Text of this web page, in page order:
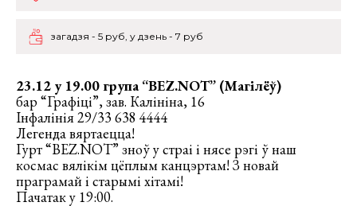
загадзя - 5 руб, у дзень - 7 руб
23.12 у 19.00 група “BEZ.NOT” (Магілёў)
бар “Графіці”, зав. Калініна, 16
Інфалінія 29/33 638 4444
Легенда вяртаецца!
Гурт “BEZ.NOT” зноў у страі і нясе рэгі ў наш
космас вялікім цёплым канцэртам! З новай
праграмай і старымі хітамі!
Пачатак у 19:00.